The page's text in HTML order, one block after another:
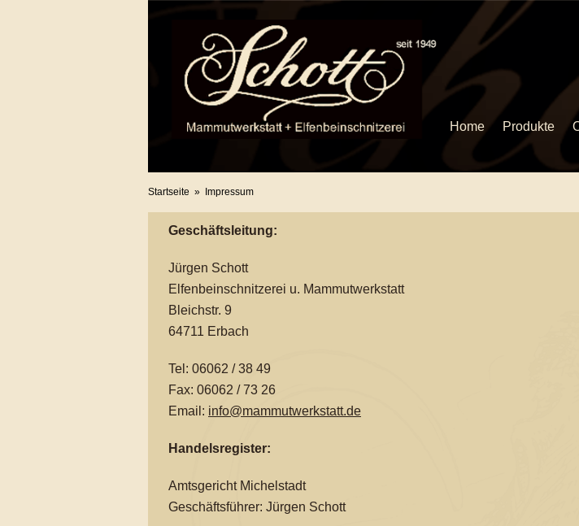
Home Produkte
Startseite » Impressum
Geschäftsleitung:
Jürgen Schott
Elfenbeinschnitzerei u. Mammutwerkstatt
Bleichstr. 9
64711 Erbach
Tel: 06062 / 38 49
Fax: 06062 / 73 26
Email: info@mammutwerkstatt.de
Handelsregister:
Amtsgericht Michelstadt
Geschäftsführer: Jürgen Schott